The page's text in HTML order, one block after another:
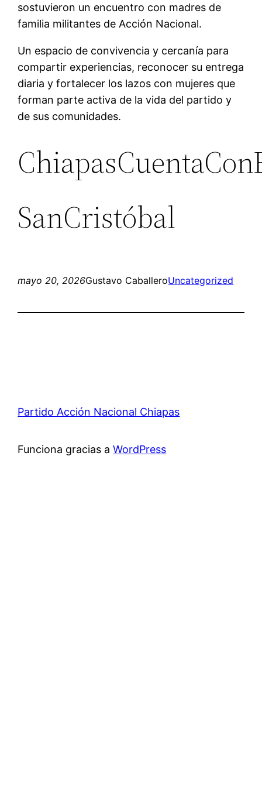
sostuvieron un encuentro con madres de
familia militantes de Acción Nacional.
Un espacio de convivencia y cercanía para
compartir experiencias, reconocer su entrega
diaria y fortalecer los lazos con mujeres que
forman parte activa de la vida del partido y
de sus comunidades.
SanCristóbal
mayo 20, 2026Gustavo CaballeroUncategorized
Partido Acción Nacional Chiapas
Funciona gracias aWordPress